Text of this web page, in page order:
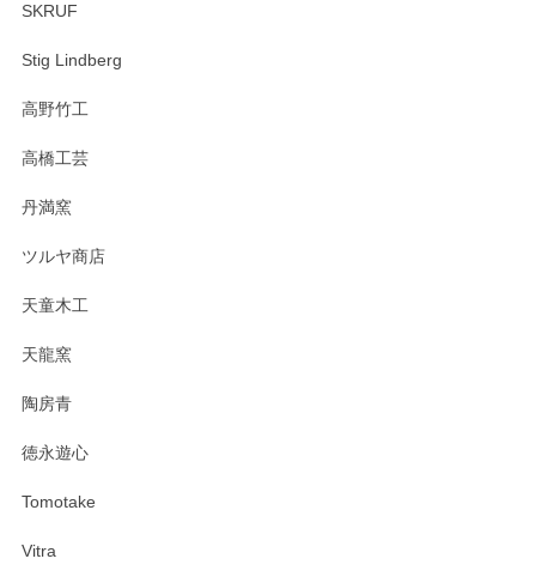
SKRUF
Stig Lindberg
高野竹工
高橋工芸
丹満窯
ツルヤ商店
天童木工
天龍窯
陶房青
徳永遊心
Tomotake
Vitra